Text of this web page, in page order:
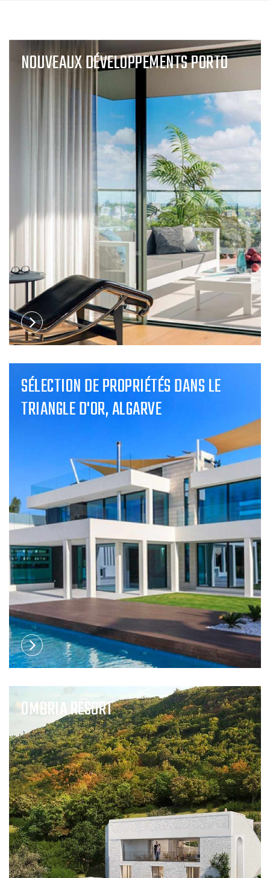
NOUVEAUX DÉVELOPPEMENTS PORTO
SÉLECTION DE PROPRIÉTÉS DANS LE
TRIANGLE D'OR, ALGARVE
OMBRIA RESORT